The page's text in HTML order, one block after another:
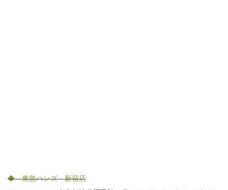
◆ 東急ハンズ 新宿店